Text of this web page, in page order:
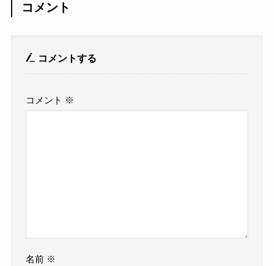
コメント
コメントする
コメント ※
名前 ※